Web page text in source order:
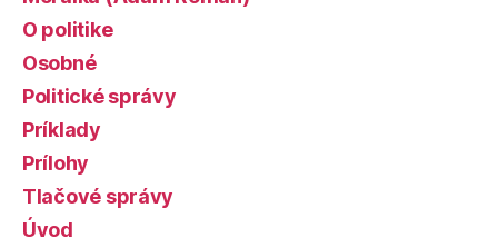
O politike
Osobné
Politické správy
Príklady
Prílohy
Tlačové správy
Úvod